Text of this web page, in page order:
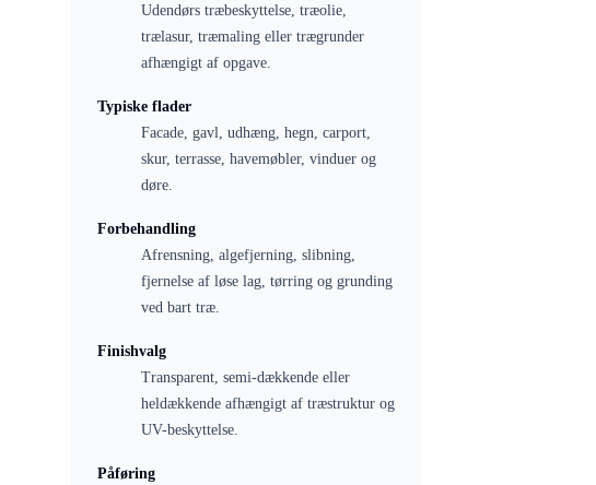
Udendørs træbeskyttelse, træolie,
trælasur, træmaling eller trægrunder
afhængigt af opgave.
Typiske flader
Facade, gavl, udhæng, hegn, carport,
skur, terrasse, havemøbler, vinduer og
døre.
Forbehandling
Afrensning, algefjerning, slibning,
fjernelse af løse lag, tørring og grunding
ved bart træ.
Finishvalg
Transparent, semi-dækkende eller
heldækkende afhængigt af træstruktur og
UV-beskyttelse.
Påføring